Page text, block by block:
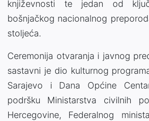
književnosti te jedan od
bošnjačkog nacionalnog
stoljeća.
Ceremonija otvaranja i javnog
sastavni je dio kulturnog
Sarajevo i Dana Općine
podršku Ministarstva civilnih
Hercegovine, Federalnog